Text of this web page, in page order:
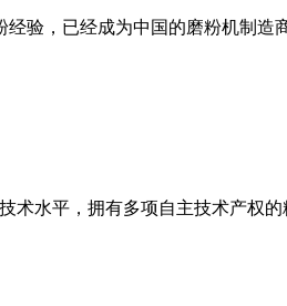
验，已经成为中国的磨粉机制
术水平，拥有多项自主技术产权